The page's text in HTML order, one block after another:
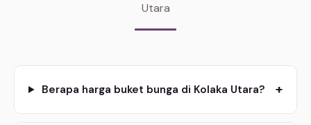
Utara
Berapa harga buket bunga di Kolaka Utara? +